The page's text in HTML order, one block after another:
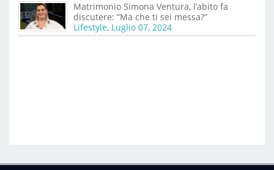
Matrimonio Simona Ventura, l’abito fa
discutere: “Ma che ti sei messa?”
Lifestyle, Luglio 07, 2024